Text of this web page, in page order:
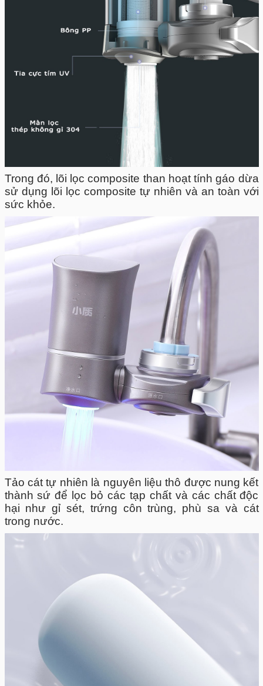
Trong đó, lõi lọc composite than hoạt tính gáo dừa
sử dụng lõi lọc composite tự nhiên và an toàn với
sức khỏe.
Tảo cát tự nhiên là nguyên liệu thô được nung kết
thành sứ để lọc bỏ các tạp chất và các chất độc
hại như gỉ sét, trứng côn trùng, phù sa và cát
trong nước.